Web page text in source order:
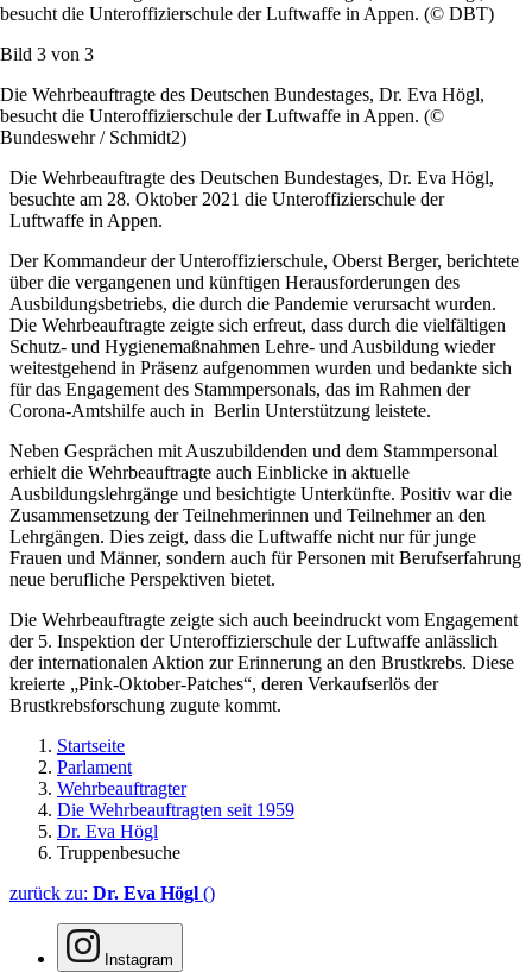
besucht die Unteroffizierschule der Luftwaffe in Appen. (© DBT)
Bild 3 von 3
Die Wehrbeauftragte des Deutschen Bundestages, Dr. Eva Högl,
besucht die Unteroffizierschule der Luftwaffe in Appen. (©
Bundeswehr / Schmidt2)
Die Wehrbeauftragte des Deutschen Bundestages, Dr. Eva Högl,
besuchte am 28. Oktober 2021 die Unteroffizierschule der
Luftwaffe in Appen.
Der Kommandeur der Unteroffizierschule, Oberst Berger, berichtete
über die vergangenen und künftigen Herausforderungen des
Ausbildungsbetriebs, die durch die Pandemie verursacht wurden.
Die Wehrbeauftragte zeigte sich erfreut, dass durch die vielfältigen
Schutz- und Hygienemaßnahmen Lehre- und Ausbildung wieder
weitestgehend in Präsenz aufgenommen wurden und bedankte sich
für das Engagement des Stammpersonals, das im Rahmen der
Corona-Amtshilfe auch in Berlin Unterstützung leistete.
Neben Gesprächen mit Auszubildenden und dem Stammpersonal
erhielt die Wehrbeauftragte auch Einblicke in aktuelle
Ausbildungslehrgänge und besichtigte Unterkünfte. Positiv war die
Zusammensetzung der Teilnehmerinnen und Teilnehmer an den
Lehrgängen. Dies zeigt, dass die Luftwaffe nicht nur für junge
Frauen und Männer, sondern auch für Personen mit Berufserfahrung
neue berufliche Perspektiven bietet.
Die Wehrbeauftragte zeigte sich auch beeindruckt vom Engagement
der 5. Inspektion der Unteroffizierschule der Luftwaffe anlässlich
der internationalen Aktion zur Erinnerung an den Brustkrebs. Diese
kreierte „Pink-Oktober-Patches“, deren Verkaufserlös der
Brustkrebsforschung zugute kommt.
Startseite
Parlament
Wehrbeauftragter
Die Wehrbeauftragten seit 1959
Dr. Eva Högl
Truppenbesuche
zurück zu: Dr. Eva Högl ()
Instagram